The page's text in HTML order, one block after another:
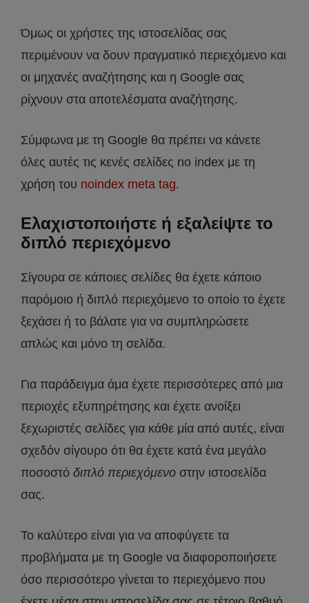
Όμως οι χρήστες της ιστοσελίδας σας
περιμένουν να δουν πραγματικό περιεχόμενο και
οι μηχανές αναζήτησης και η Google σας
ρίχνουν στα αποτελέσματα αναζήτησης.
Σύμφωνα με τη Google θα πρέπει να κάνετε
όλες αυτές τις κενές σελίδες no index με τη
χρήση του noindex meta tag.
Ελαχιστοποιήστε ή εξαλείψτε το
διπλό περιεχόμενο
Σίγουρα σε κάποιες σελίδες θα έχετε κάποιο
παρόμοιο ή διπλό περιεχόμενο το οποίο το έχετε
ξεχάσει ή το βάλατε για να συμπληρώσετε
απλώς και μόνο τη σελίδα.
Για παράδειγμα άμα έχετε περισσότερες από μια
περιοχές εξυπηρέτησης και έχετε ανοίξει
ξεχωριστές σελίδες για κάθε μία από αυτές, είναι
σχεδόν σίγουρο ότι θα έχετε κατά ένα μεγάλο
ποσοστό διπλό περιεχόμενο στην ιστοσελίδα
σας.
Το καλύτερο είναι για να αποφύγετε τα
προβλήματα με τη Google να διαφοροποιήσετε
όσο περισσότερο γίνεται το περιεχόμενο που